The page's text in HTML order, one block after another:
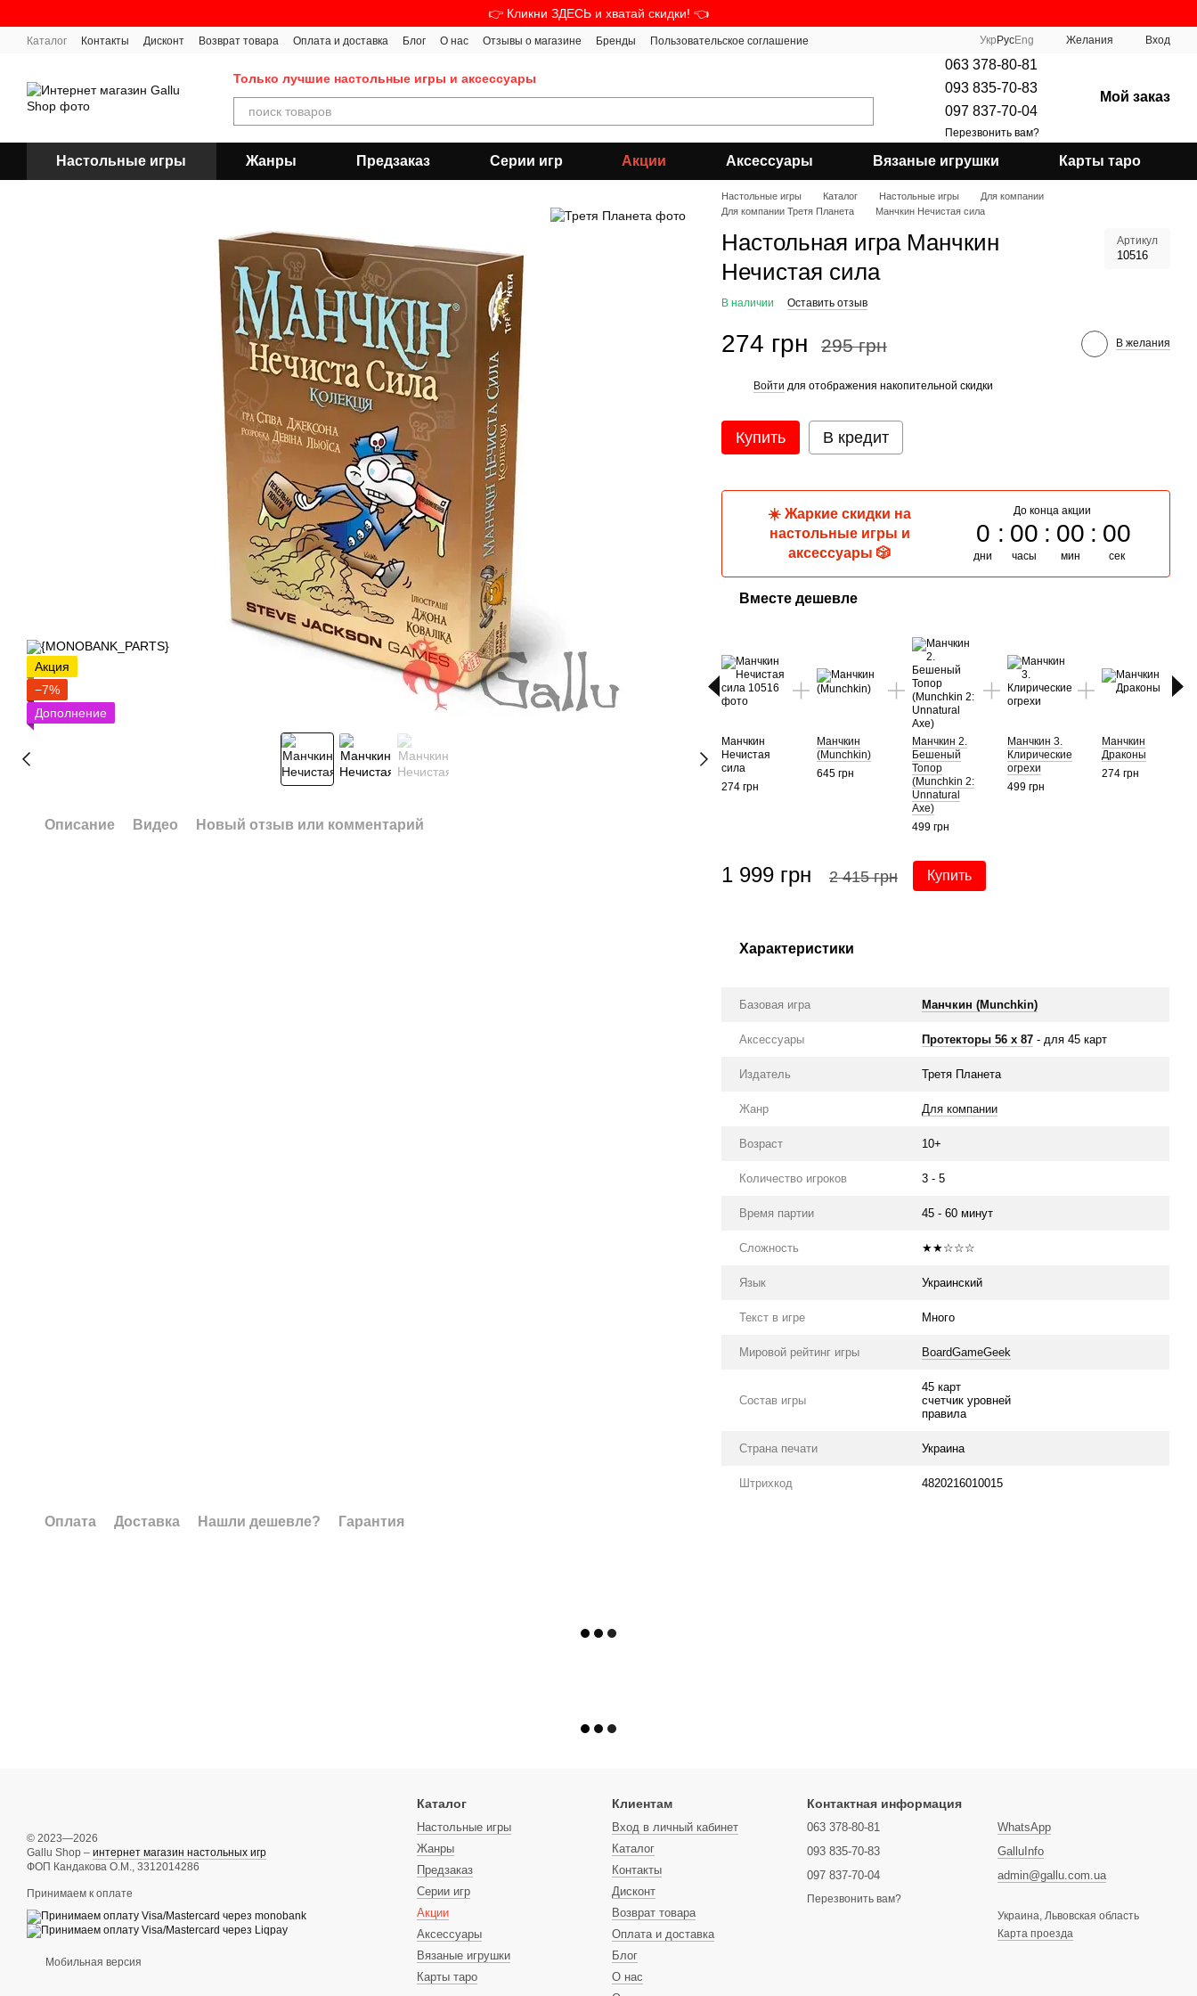
👉 Кликни ЗДЕСЬ и хватай скидки! 👈
Каталог Контакты Дисконт Возврат товара Оплата и доставка Блог О нас Отзывы о магазине Бренды
Пользовательское соглашение
Укр РусEng Желания Вход
Только лучшие настольные игры и аксессуары
063 378-80-81
093 835-70-83
097 837-70-04
Перезвонить вам?
Мой заказ
Настольные игры Жанры Предзаказ Серии игр Акции Аксессуары Вязаные игрушки Карты таро
Акция
−7%
Дополнение
Описание Видео Новый отзыв или комментарий
Настольные игры Каталог Настольные игры
Для компании
Для компании Третя Планета
Манчкин Нечистая сила
Настольная игра Манчкин
Нечистая сила
Артикул
10516
В наличии Оставить отзыв
274 грн 295 грн В желания
Войти для отображения накопительной скидки
Купить В кредит
☀️ Жаркие скидки на
настольные игры и
аксессуары 🎲
До конца акции
0
дни
00
часы
00
мин
00
сек
Вместе дешевле
Манчкин
Нечистая
сила
274 грн
Манчкин
(Munchkin)
645 грн
Манчкин 2.
Бешеный
Топор
(Munchkin 2:
Unnatural
Axe)
499 грн
Манчкин 3.
Клирические
огрехи
499 грн
Манчкин
Драконы
274 грн
1 999 грн 2 415 грн Купить
Характеристики
Базовая игра Манчкин (Munchkin)
Аксессуары Протекторы 56 x 87 - для 45 карт
Издатель Третя Планета
Жанр Для компании
Возраст 10+
Количество игроков 3 - 5
Время партии 45 - 60 минут
Сложность ★★☆☆☆
Язык Украинский
Текст в игре Много
Мировой рейтинг игры BoardGameGeek
Состав игры
45 карт
счетчик уровней
правила
Страна печати Украина
Штрихкод 4820216010015
Оплата Доставка Нашли дешевле? Гарантия
© 2023—2026
Gallu Shop – интернет магазин настольных игр
ФОП Кандакова О.М., 3312014286
Принимаем к оплате
Мобильная версия
Каталог
Настольные игры
Жанры
Предзаказ
Серии игр
Акции
Аксессуары
Вязаные игрушки
Карты таро
Клиентам
Вход в личный кабинет
Каталог
Контакты
Дисконт
Возврат товара
Оплата и доставка
Блог
О нас
Контактная информация
063 378-80-81
093 835-70-83
097 837-70-04
Перезвонить вам?
WhatsApp
GalluInfo
admin@gallu.com.ua
Украина, Львовская область
Карта проезда